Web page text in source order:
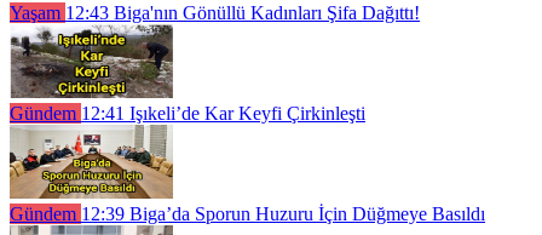
Yaşam 12:43 Biga'nın Gönüllü Kadınları Şifa Dağıttı!
Gündem 12:41 Işıkeli’de Kar Keyfi Çirkinleşti
Gündem 12:39 Biga’da Sporun Huzuru İçin Düğmeye Basıldı